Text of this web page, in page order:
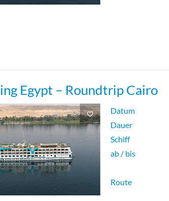
Egypt – Roundtrip Cairo
Datum
Dauer
Schiff
ab / bis
Route